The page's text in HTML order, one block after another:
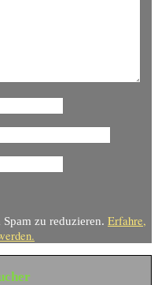
zu reduzieren. Erfahre,